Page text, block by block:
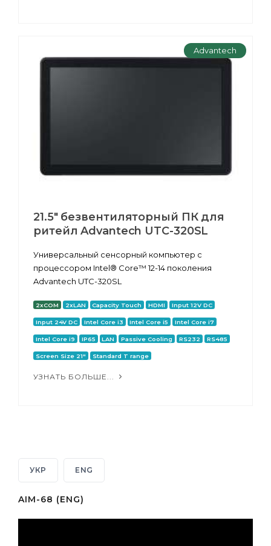
Advantech
21.5" безвентиляторный ПК для
ритейл Advantech UTC-320SL
Универсальный сенсорный компьютер с
процессором Intel® Core™ 12-14 поколения
Advantech UTC-320SL
2xCOM 2xLAN Capacity Touch HDMI Input 12V DC
Input 24V DC Intel Core i3 Intel Core i5 Intel Core i7
Intel Core i9 IP65 LAN Passive Cooling RS232 RS485
Screen Size 21" Standard T range
УЗНАТЬ БОЛЬШЕ...
УКР ENG
AIM-68 (ENG)